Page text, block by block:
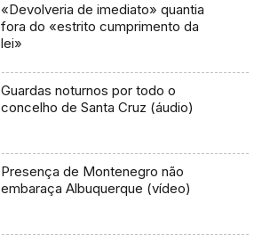
«Devolveria de imediato» quantia
fora do «estrito cumprimento da
lei»
Guardas noturnos por todo o
concelho de Santa Cruz (áudio)
Presença de Montenegro não
embaraça Albuquerque (vídeo)